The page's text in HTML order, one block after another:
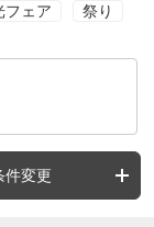
フェア 祭り
件変更